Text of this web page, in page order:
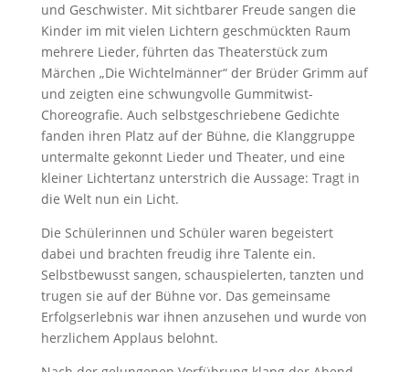
und Geschwister. Mit sichtbarer Freude sangen die
Kinder im mit vielen Lichtern geschmückten Raum
mehrere Lieder, führten das Theaterstück zum
Märchen „Die Wichtelmänner“ der Brüder Grimm auf
und zeigten eine schwungvolle Gummitwist-
Choreografie. Auch selbstgeschriebene Gedichte
fanden ihren Platz auf der Bühne, die Klanggruppe
untermalte gekonnt Lieder und Theater, und eine
kleiner Lichtertanz unterstrich die Aussage: Tragt in
die Welt nun ein Licht.
Die Schülerinnen und Schüler waren begeistert
dabei und brachten freudig ihre Talente ein.
Selbstbewusst sangen, schauspielerten, tanzten und
trugen sie auf der Bühne vor. Das gemeinsame
Erfolgserlebnis war ihnen anzusehen und wurde von
herzlichem Applaus belohnt.